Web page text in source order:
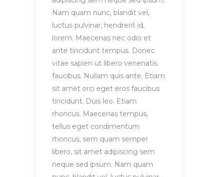
Nam quam nunc, blandit vel,
luctus pulvinar, hendrerit id,
lorem. Maecenas nec odio et
ante tincidunt tempus. Donec
vitae sapien ut libero venenatis
faucibus. Nullam quis ante. Etiam
sit amet orci eget eros faucibus
tincidunt. Duis leo. Etiam
rhoncus. Maecenas tempus,
tellus eget condimentum
rhoncus, sem quam semper
libero, sit amet adipiscing sem
neque sed ipsum. Nam quam